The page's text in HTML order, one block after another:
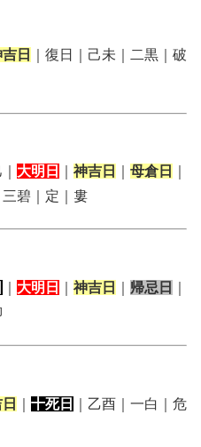
日
｜復日｜己未｜二黒｜破
大明日 神吉日 母倉日
三碧｜定｜婁
大明日 神吉日 帰忌日
十死日
｜乙酉｜一白｜危